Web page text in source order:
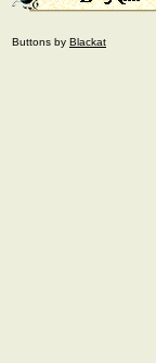
Buttons by Blackat